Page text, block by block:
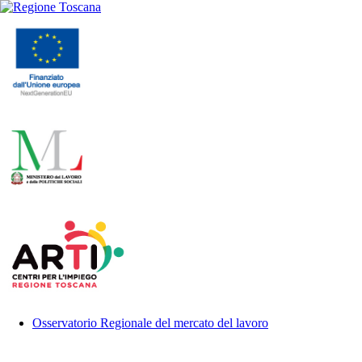
Osservatorio Regionale del mercato del lavoro